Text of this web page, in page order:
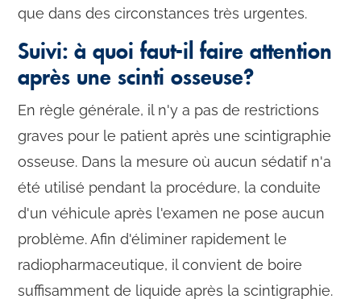
que dans des circonstances très urgentes.
Suivi: à quoi faut-il faire attention
après une scinti osseuse?
En règle générale, il n'y a pas de restrictions
graves pour le patient après une scintigraphie
osseuse. Dans la mesure où aucun sédatif n'a
été utilisé pendant la procédure, la conduite
d'un véhicule après l'examen ne pose aucun
problème. Afin d'éliminer rapidement le
radiopharmaceutique, il convient de boire
suffisamment de liquide après la scintigraphie.